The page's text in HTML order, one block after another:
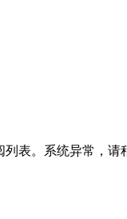
表。 系统异常，请